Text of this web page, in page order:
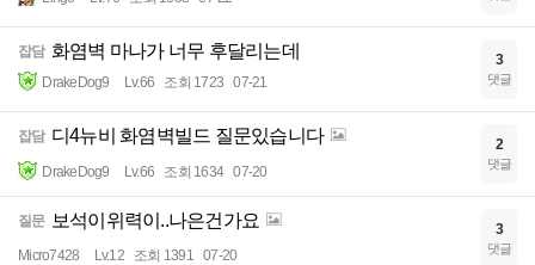
잡담 화염벽 마나가 너무 후달리는데
DrakeDog9 Lv.66 조회 1723 07-21
3
댓글
잡담 디4뉴비 화염벽빌드 질문있습니다
DrakeDog9 Lv.66 조회 1634 07-20
2
댓글
질문 보석이위력이..나은건가요
Micro7428 Lv.12 조회 1391 07-20
3
댓글